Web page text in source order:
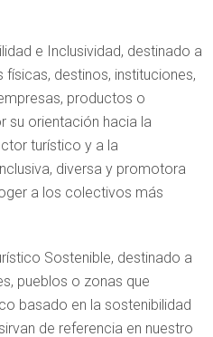
e Inclusividad, destinado a
físicas, destinos, instituciones,
productos o
su orientación hacia la
turístico y a la
diversa y promotora
a los colectivos más
Sostenible, destinado a
pueblos o zonas que
basado en la sostenibilidad
de referencia en nuestro